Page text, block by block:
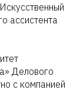
ассистента
Делового
с компанией